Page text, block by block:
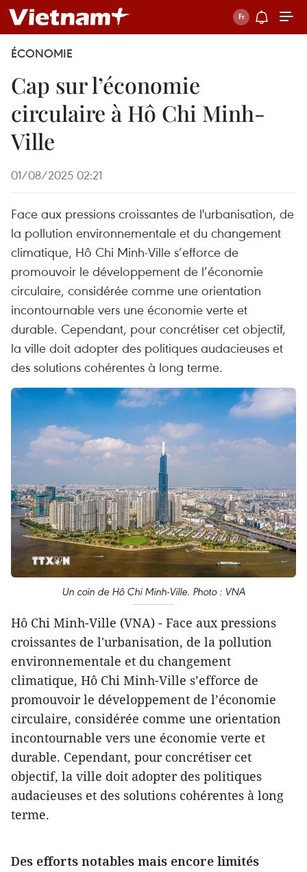
ÉCONOMIE
Cap sur l’économie
circulaire à Hô Chi Minh-
Ville
01/08/2025 02:21
Face aux pressions croissantes de l'urbanisation, de
la pollution environnementale et du changement
climatique, Hô Chi Minh-Ville s’efforce de
promouvoir le développement de l’économie
circulaire, considérée comme une orientation
incontournable vers une économie verte et
durable. Cependant, pour concrétiser cet objectif,
la ville doit adopter des politiques audacieuses et
des solutions cohérentes à long terme.
Un coin de Hô Chi Minh-Ville. Photo : VNA
Hô Chi Minh-Ville (VNA) - Face aux pressions
croissantes de l'urbanisation, de la pollution
environnementale et du changement
climatique, Hô Chi Minh-Ville s’efforce de
promouvoir le développement de l’économie
circulaire, considérée comme une orientation
incontournable vers une économie verte et
durable. Cependant, pour concrétiser cet
objectif, la ville doit adopter des politiques
audacieuses et des solutions cohérentes à long
terme.
Des efforts notables mais encore limités